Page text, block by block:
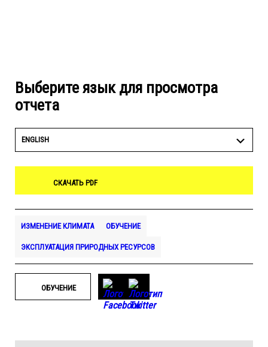
Выберите язык для просмотра
отчета
ENGLISH
СКАЧАТЬ PDF
ИЗМЕНЕНИЕ КЛИМАТА ОБУЧЕНИЕ
ЭКСПЛУАТАЦИЯ ПРИРОДНЫХ РЕСУРСОВ
ОБУЧЕНИЕ